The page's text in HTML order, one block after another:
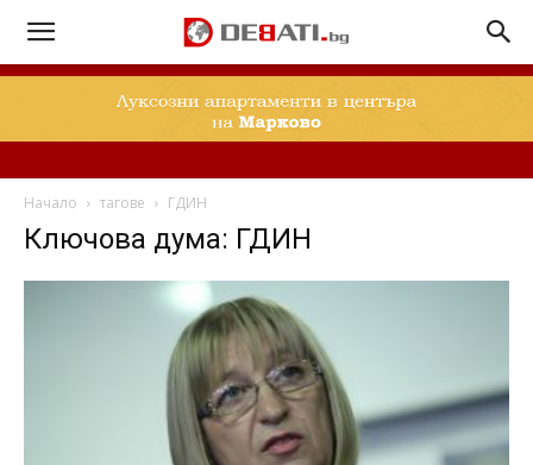
Начало тагове ГДИН
Ключова дума: ГДИН